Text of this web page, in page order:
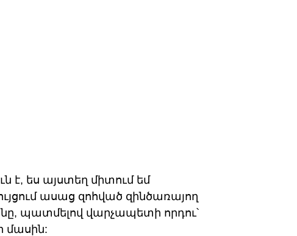
է, ես այստեղ միտում եմ
ասաց զոհված զինծառայող
պատմելով վարչապետի որդու՝
մասին: